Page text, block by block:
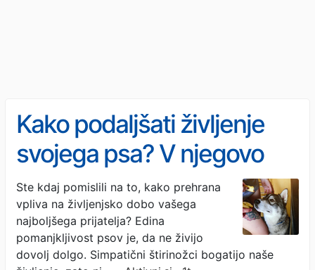
Kako podaljšati življenje
svojega psa? V njegovo
prehrano vključite ta živila
Ste kdaj pomislili na to, kako prehrana
vpliva na življenjsko dobo vašega
najboljšega prijatelja? Edina
pomanjkljivost psov je, da ne živijo
dovolj dolgo. Simpatični štirinožci bogatijo naše